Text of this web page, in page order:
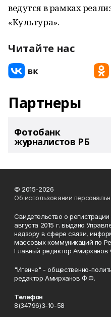
ведутся в рамках
«Культура».
Читайте нас
Партнеры
Фотобанк
журналистов РБ
© 2015-2026
Об использовании
Свидетельство о
августа 2015 г. выдано
надзору в сфере связи,
массовых коммуникаций по
Главный редактор Амирханов
"Игенче" - общественно-
редактор Амирханов Ф.Ф.
Телефон
8(34796)3-10-58